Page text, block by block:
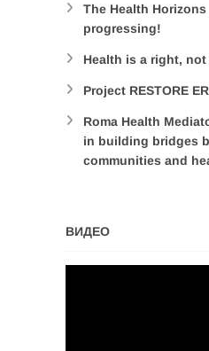
The Health
progressing!
Health is a right,
Project RESTORE
Roma Health
in building bridges
communities and
ВИДЕО